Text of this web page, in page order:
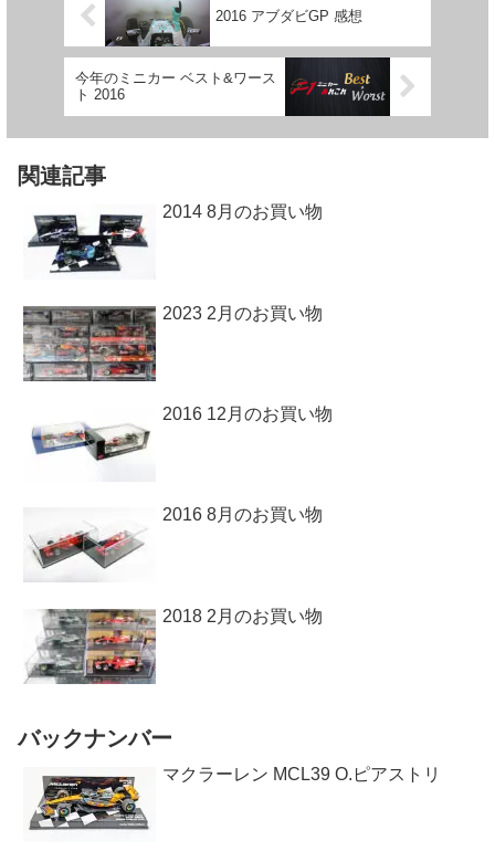
2016 アブダビGP 感想
今年のミニカー ベスト&ワース
ト 2016
関連記事
2014 8月のお買い物
2023 2月のお買い物
2016 12月のお買い物
2016 8月のお買い物
2018 2月のお買い物
バックナンバー
マクラーレン MCL39 O.ピアストリ